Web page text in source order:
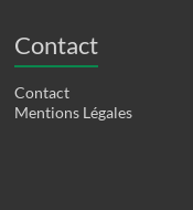
Contact
Contact
Mentions Légales